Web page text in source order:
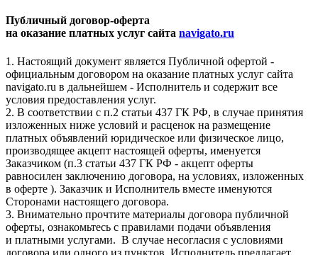
Публичный договор-оферта
на оказание платных услуг сайта navigato.ru
1. Настоящий документ является Публичной офертой -
официальным договором на оказание платных услуг сайта
navigato.ru в дальнейшем - Исполнитель и содержит все
условия предоставления услуг.
2. В соответствии с п.2 статьи 437 ГК РФ, в случае принятия
изложенных ниже условий и расценок на размещение
платных объявлений юридическое или физическое лицо,
производящее акцепт настоящей оферты, именуется
Заказчиком (п.3 статьи 437 ГК РФ - акцепт оферты
равносилен заключению договора, на условиях, изложенных
в оферте ). Заказчик и Исполнитель вместе именуются
Сторонами настоящего договора.
3. Внимательно прочтите материалы договора публичной
оферты, ознакомьтесь с правилами подачи объявления
и платными услугами. В случае несогласия с условиями
договора или одного из пунктов, Исполнитель предлагает